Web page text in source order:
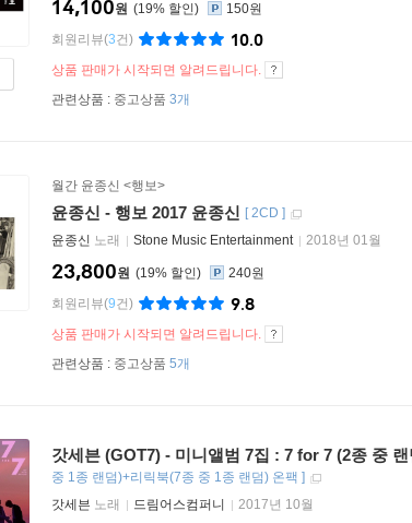
19%
14,100원
150원
회원리뷰(3건) 10.0
상품 판매가 시작되면 알려드립니다.
관련상품 : 중고상품 3개
월간 윤종신 <행보>
윤종신 - 행보 2017 윤종신 [2CD ]
윤종신 노래 Stone Music Entertainment 2018년 01월
19%
23,800원
240원
회원리뷰(9건) 9.8
상품 판매가 시작되면 알려드립니다.
관련상품 : 중고상품 5개
갓세븐 (GOT7) - 미니앨범 7집 : 7 for 7 (2종 중
중 1종 랜덤)+리릭북(7종 중 1종 랜덤) 온팩 ]
갓세븐 노래 드림어스컴퍼니 2017년 10월